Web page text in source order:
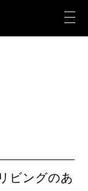
ビングのあ